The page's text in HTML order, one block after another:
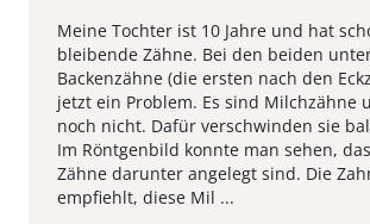
Meine Tochter ist 10 Jahre und hat
bleibende Zähne. Bei den beiden
Backenzähne (die ersten nach den
jetzt ein Problem. Es sind Milchzähne
noch nicht. Dafür verschwinden sie
Im Röntgenbild konnte man sehen,
Zähne darunter angelegt sind. Die
empfiehlt, diese Mil ...